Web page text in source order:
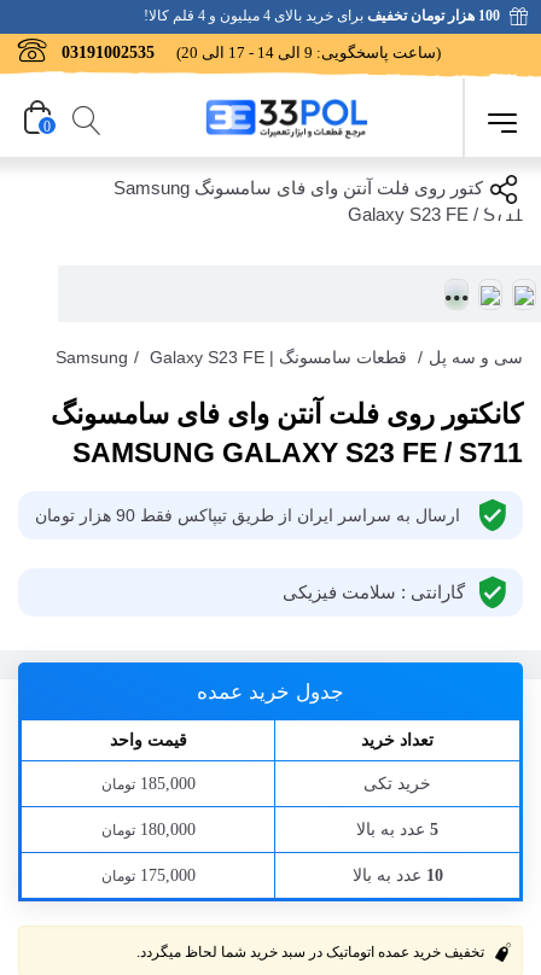
100 هزار تومان تخفیف برای خرید بالای 4 میلیون و 4 قلم کالا!
03191002535 (ساعت پاسخگویی: 9 الی 14 - 17 الی 20)
0
سی و سه پل / قطعات سامسونگ | Samsung / Galaxy S23 FE
کانکتور روی فلت آنتن وای فای سامسونگ
SAMSUNG GALAXY S23 FE / S711
ارسال به سراسر ایران از طریق تیپاکس فقط 90 هزار تومان
گارانتی : سلامت فیزیکی
جدول خرید عمده
تعداد خرید قیمت واحد
خرید تکی 185,000 تومان
5 عدد به بالا 180,000 تومان
10 عدد به بالا 175,000 تومان
تخفیف خرید عمده اتوماتیک در سبد خرید شما لحاظ میگردد.